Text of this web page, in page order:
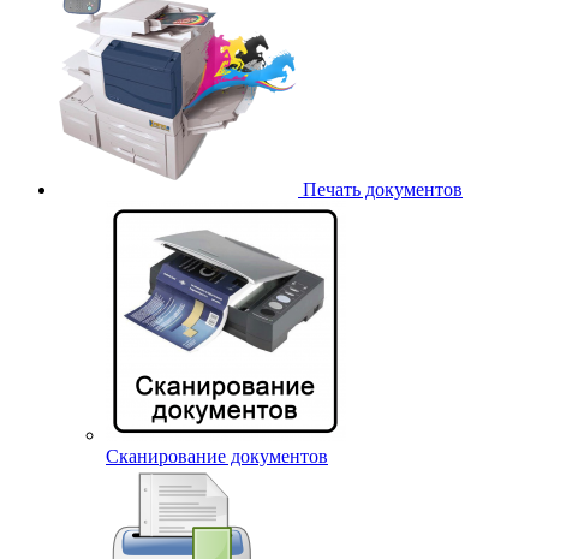
Печать документов
Сканирование документов